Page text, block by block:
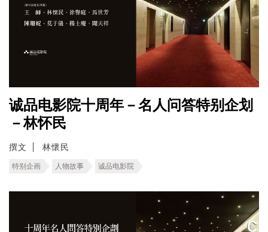
诚品电影院十周年－名人问答特别企划
－林怀民
撰文 林懷民
特别企画 人物故事 诚品电影院